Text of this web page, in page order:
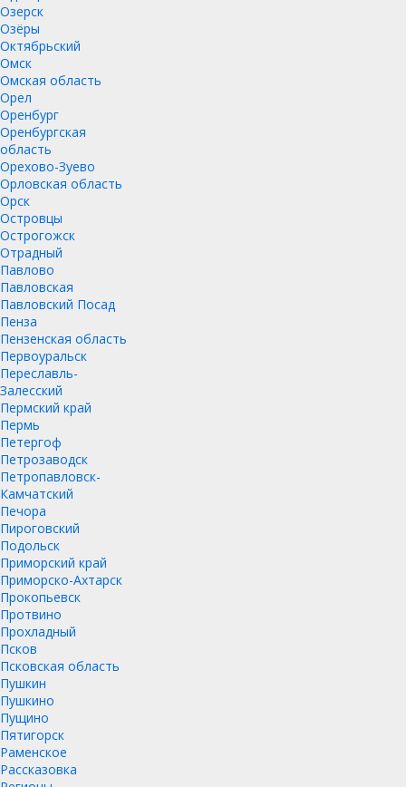
Озерск
Озёры
Октябрьский
Омск
Омская область
Орел
Оренбург
Оренбургская
область
Орехово-Зуево
Орловская область
Орск
Островцы
Острогожск
Отрадный
Павлово
Павловская
Павловский Посад
Пенза
Пензенская область
Первоуральск
Переславль-
Залесский
Пермский край
Пермь
Петергоф
Петрозаводск
Петропавловск-
Камчатский
Печора
Пироговский
Подольск
Приморский край
Приморско-Ахтарск
Прокопьевск
Протвино
Прохладный
Псков
Псковская область
Пушкин
Пушкино
Пущино
Пятигорск
Раменское
Рассказовка